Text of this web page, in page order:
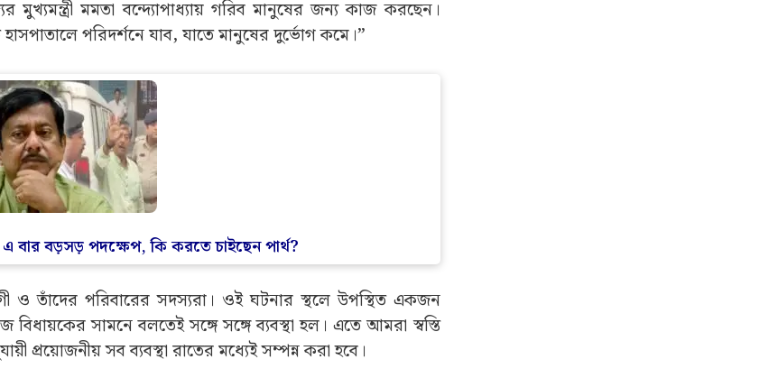
মমতা বন্দ্যোপাধ্যায় গরিব মানুষের জন্য কাজ করছেন।
পরিদর্শনে যাব, যাতে মানুষের দুর্ভোগ কমে।”
বার বড়সড় পদক্ষেপ, কি করতে চাইছেন পার্থ?
তাঁদের পরিবারের সদস্যরা। ওই ঘটনার স্থলে উপস্থিত একজন
সামনে বলতেই সঙ্গে সঙ্গে ব্যবস্থা হল। এতে আমরা স্বস্তি
প্রয়োজনীয় সব ব্যবস্থা রাতের মধ্যেই সম্পন্ন করা হবে।